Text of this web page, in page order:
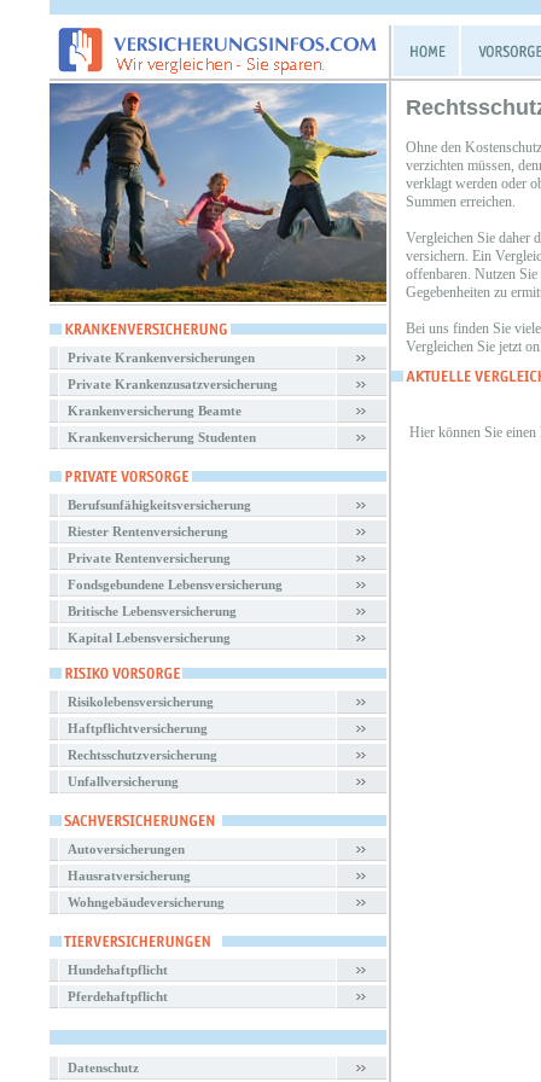
Private Krankenversicherungen
Private Krankenzusatzversicherung
Krankenversicherung Beamte
Krankenversicherung Studenten
Berufsunfähigkeitsversicherung
Riester Rentenversicherung
Private Rentenversicherung
Fondsgebundene Lebensversicherung
Britische Lebensversicherung
Kapital Lebensversicherung
Risikolebensversicherung
Haftpflichtversicherung
Rechtsschutzversicherung
Unfallversicherung
Autoversicherungen
Hausratversicherung
Wohngebäudeversicherung
Hundehaftpflicht
Pferdehaftpflicht
Datenschutz
Ohne den
verzichten müssen,
verklagt werden oder
Summen erreichen.
Vergleichen Sie daher
versichern. Ein
offenbaren. Nutzen
Gegebenheiten zu
Bei uns finden Sie
Vergleichen Sie jetzt
Hier können Sie einen